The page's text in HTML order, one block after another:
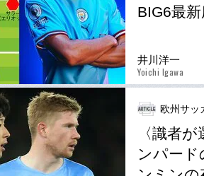
BIG6最新
井川洋一
Yoichi Igawa
欧州サッ
〈識者
ンパード